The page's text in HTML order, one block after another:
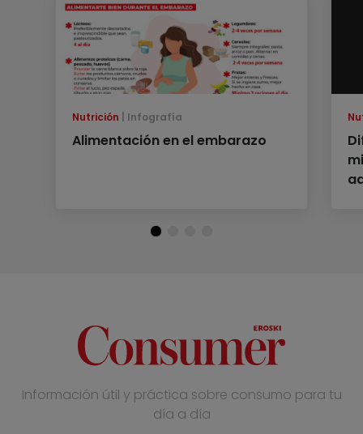
Nutrición Infografía
Alimentación en el embarazo
Información útil y práctica sobre consumo para tu
día a día